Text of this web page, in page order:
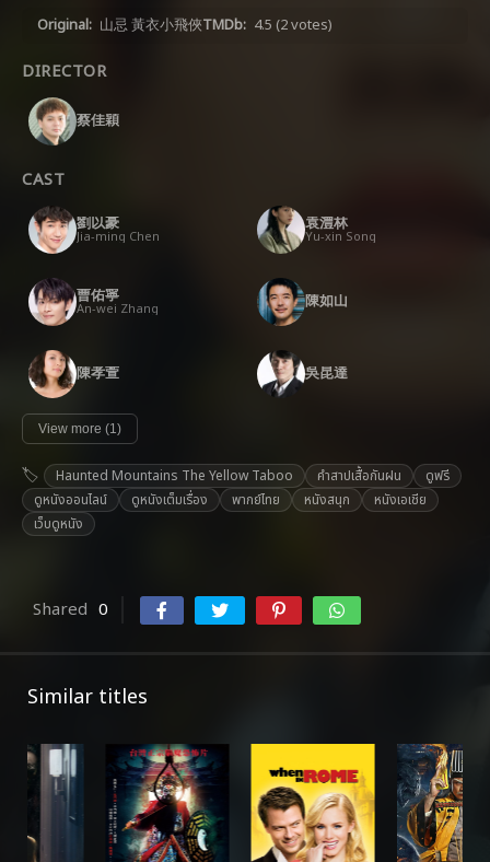
Original: 山忌 黃衣小飛俠TMDb: 4.5 (2 votes)
DIRECTOR
蔡佳穎
CAST
劉以豪
Jia-ming Chen
袁澧林
Yu-xin Song
曹佑寧
An-wei Zhang 陳如山
陳孝萱 吳昆達
View more (1)
Haunted Mountains The Yellow Taboo คำสาปเสื้อกันฝน
ดูฟรี
ดูหนังออนไลน์
ดูหนังเต็มเรื่อง พากย์ไทย หนังสนุก
หนังเอเชีย
เว็บดูหนัง
Shared 0
Similar titles